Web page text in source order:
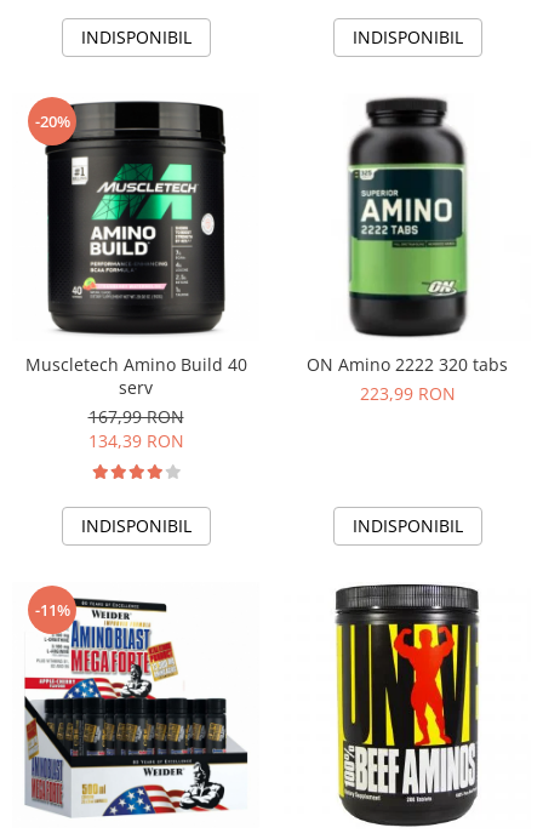
INDISPONIBIL INDISPONIBIL
-20%
Muscletech Amino Build 40
serv
167,99 RON
134,39 RON
INDISPONIBIL
ON Amino 2222 320 tabs
223,99 RON
INDISPONIBIL
-11%